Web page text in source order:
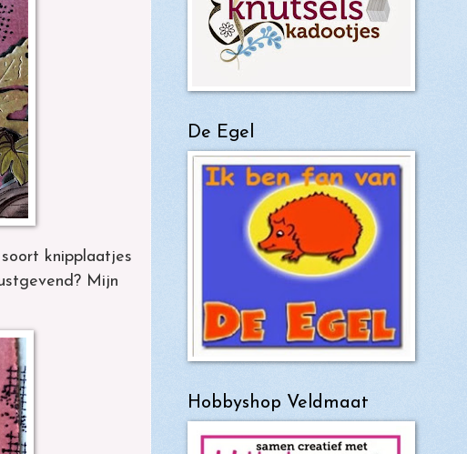
knipplaatjes
Mijn
De Egel
Hobbyshop Veldmaat